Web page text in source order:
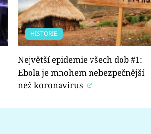
HISTORIE
Největší epidemie všech dob #1:
Ebola je mnohem nebezpečnější
než koronavirus